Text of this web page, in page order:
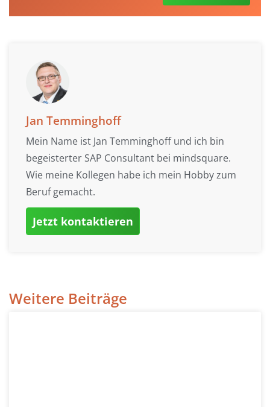
Jan Temminghoff
Mein Name ist Jan Temminghoff und ich bin
begeisterter SAP Consultant bei mindsquare.
Wie meine Kollegen habe ich mein Hobby zum
Beruf gemacht.
Jetzt kontaktieren
Weitere Beiträge